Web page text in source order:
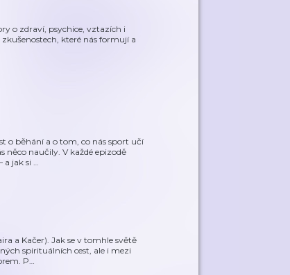
o zdraví, psychice, vztazích i
které nás formují a
o běhání a o tom, co nás sport učí
naučily. V každé epizodě
jak si …
a Kačer). Jak se v tomhle světě
spirituálních cest, ale i mezi
P…